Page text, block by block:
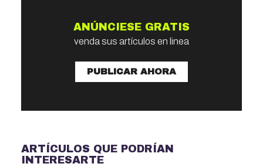
ANÚNCIESE GRATIS
venda sus artículos en linea
PUBLICAR AHORA
ARTÍCULOS QUE PODRÍAN
INTERESARTE